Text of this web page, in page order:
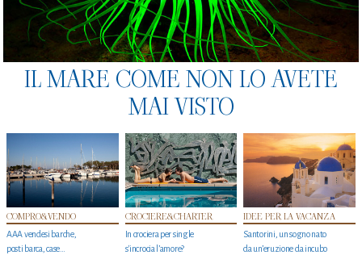
IL MARE COME NON LO AVETE
MAI VISTO
COMPRO&VENDO
AAA vendesi barche,
posti barca, case…
CROCIERE&CHARTER
In crociera per single
s'incrocia l’amore?
IDEE PER LA VACANZA
Santorini, un sogno nato
da un’eruzione da incubo